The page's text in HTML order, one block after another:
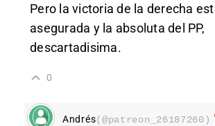
Pero la victoria de la derecha
asegurada y la absoluta del PP,
descartadisima.
0
Andrés(@patreon_26187260)